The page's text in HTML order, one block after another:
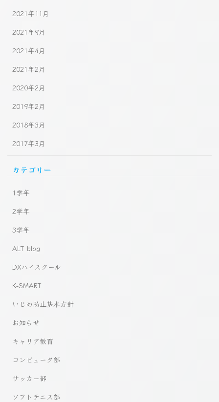
2021年11月
2021年9月
2021年4月
2021年2月
2020年2月
2019年2月
2018年3月
2017年3月
カテゴリー
1学年
2学年
3学年
ALT blog
DXハイスクール
K-SMART
いじめ防止基本方針
お知らせ
キャリア教育
コンピュータ部
サッカー部
ソフトテニス部